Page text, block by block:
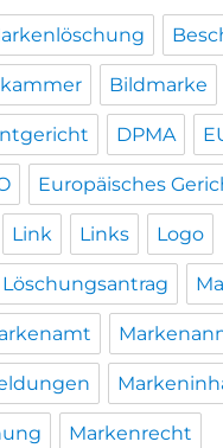
Bildmarke
DPMA
Europäisches
Link Links Logo
Löschungsantrag
Markenrecht